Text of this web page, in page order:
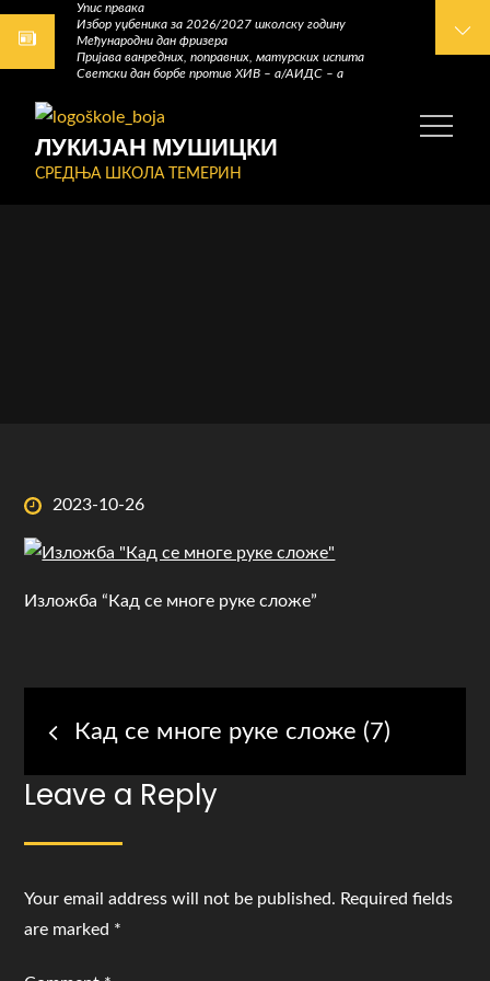
Skip
Упис првака
Избор уџбеника за 2026/2027 школску годину
Међународни дан фризера
Пријава ванредних, поправних, матурских испита
Светски дан борбе против ХИВ – а/АИДС – а
ЛУКИЈАН МУШИЦКИ
СРЕДЊА ШКОЛА ТЕМЕРИН
Posted
on
2023-10-26
Изложба “Кад се многе руке сложе”
Post
navigation
Кад се многе руке сложе (7)
Leave a Reply
Your email address will not be published. Required fields
are marked *